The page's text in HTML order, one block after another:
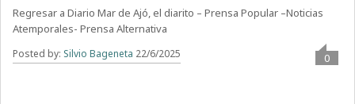
Regresar a Diario Mar de Ajó, el diarito – Prensa Popular –Noticias
Atemporales- Prensa Alternativa
Posted by: Silvio Bageneta 22/6/2025 0